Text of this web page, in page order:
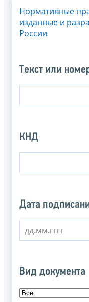
Нормативные
изданные и
России
Текст или
КНД
Дата
Вид документа